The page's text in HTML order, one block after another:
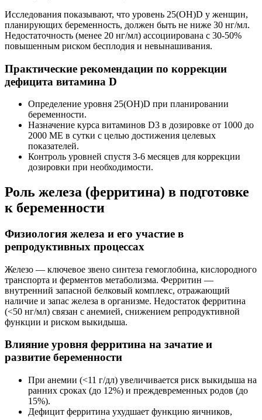
Исследования показывают, что уровень 25(OH)D у женщин,
планирующих беременность, должен быть не ниже 30 нг/мл.
Недостаточность (менее 20 нг/мл) ассоциирована с 30-50%
повышенным риском бесплодия и невынашивания.
Практические рекомендации по коррекции
дефицита витамина D
Определение уровня 25(OH)D при планировании
беременности.
Назначение курса витаминов D3 в дозировке от 1000 до
2000 МЕ в сутки с целью достижения целевых
показателей.
Контроль уровней спустя 3-6 месяцев для коррекции
дозировки при необходимости.
Роль железа (ферритина) в подготовке
к беременности
Физиология железа и его участие в
репродуктивных процессах
Железо — ключевое звено синтеза гемоглобина, кислородного
транспорта и ферментов метаболизма. Ферритин —
внутренний запасной белковый комплекс, отражающий
наличие и запас железа в организме. Недостаток ферритина
(<50 нг/мл) связан с анемией, снижением репродуктивной
функции и риском выкидыша.
Влияние уровня ферритина на зачатие и
развитие беременности
При анемии (<11 г/дл) увеличивается риск выкидыша на
ранних сроках (до 12%) и преждевременных родов (до
15%).
Дефицит ферритина ухудшает функцию яичников,